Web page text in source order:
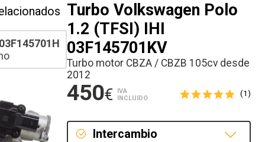
Turbo Volkswagen Polo
1.2 (TFSI) IHI
03F145701KV
Turbo motor CBZA / CBZB 105cv desde
2012
450€
IVA
INCLUIDO
(1)
Intercambio